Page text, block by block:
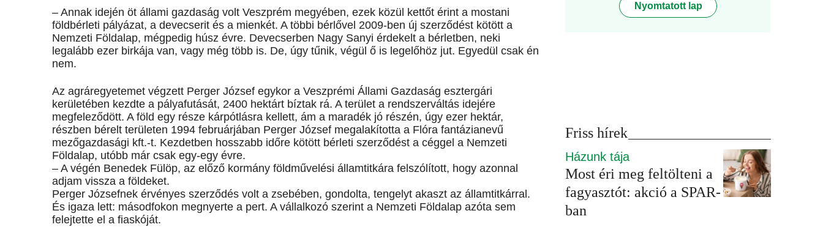
– Annak idején öt állami gazdaság volt Veszprém megyében, ezek közül kettőt érint a mostani
földbérleti pályázat, a devecserit és a mienkét. A többi bérlővel 2009-ben új szerződést kötött a
Nemzeti Földalap, mégpedig húsz évre. Devecserben Nagy Sanyi érdekelt a bérletben, neki
legalább ezer birkája van, vagy még több is. De, úgy tűnik, végül ő is legelőhöz jut. Egyedül csak én
nem.
Az agráregyetemet végzett Perger József egykor a Veszprémi Állami Gazdaság esztergári
kerületében kezdte a pályafutását, 2400 hektárt bíztak rá. A terület a rendszerváltás idejére
megfeleződött. A föld egy része kárpótlásra kellett, ám a maradék jó részén, úgy ezer hektár,
részben bérelt területen 1994 februárjában Perger József megalakította a Flóra fantázianevű
mezőgazdasági kft.-t. Kezdetben hosszabb időre kötött bérleti szerződést a céggel a Nemzeti
Földalap, utóbb már csak egy-egy évre.
– A végén Benedek Fülöp, az előző kormány földművelési államtitkára felszólított, hogy azonnal
adjam vissza a földeket.
Perger Józsefnek érvényes szerződés volt a zsebében, gondolta, tengelyt akaszt az államtitkárral.
És igaza lett: másodfokon megnyerte a pert. A vállalkozó szerint a Nemzeti Földalap azóta sem
felejtette el a fiaskóját.
Nyomtatott lap
Friss hírek
Házunk tája
Most éri meg feltölteni a
fagyasztót: akció a SPAR-
ban